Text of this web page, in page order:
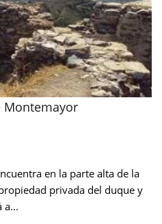
Montemayor
en la parte alta de la
privada del duque y
a...